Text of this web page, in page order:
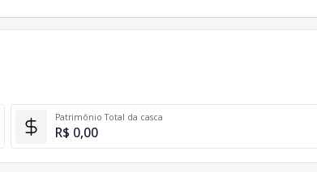
Patrimônio Total da casca
R$ 0,00